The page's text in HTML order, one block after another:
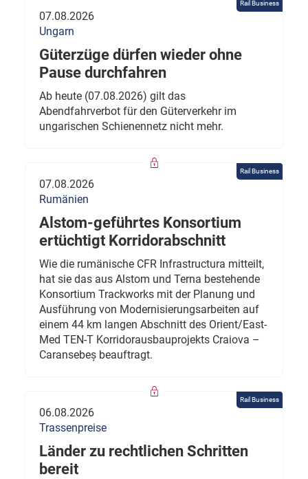
Rail Business
07.08.2026
Ungarn
Güterzüge dürfen wieder ohne
Pause durchfahren
Ab heute (07.08.2026) gilt das
Abendfahrverbot für den Güterverkehr im
ungarischen Schienennetz nicht mehr.
Rail Business
07.08.2026
Rumänien
Alstom-geführtes Konsortium
ertüchtigt Korridorabschnitt
Wie die rumänische CFR Infrastructura mitteilt,
hat sie das aus Alstom und Terna bestehende
Konsortium Trackworks mit der Planung und
Ausführung von Modernisierungsarbeiten auf
einem 44 km langen Abschnitt des Orient/East-
Med TEN-T Korridorausbauprojekts Craiova –
Caransebeș beauftragt.
Rail Business
06.08.2026
Trassenpreise
Länder zu rechtlichen Schritten
bereit